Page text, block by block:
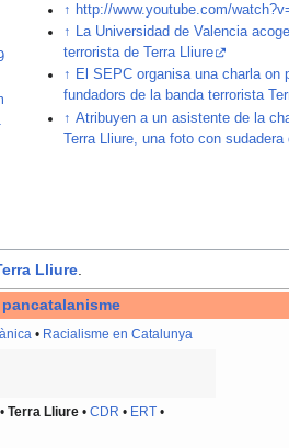
↑ http://www.youtube.com/
↑ La Universidad de Valencia
terrorista de Terra Lliure
↑ El SEPC organisa una charla on
fundadors de la banda terrorista
↑ Atribuyen a un asistente de la
Terra Lliure, una foto con
Lliure
pancatalanisme
• Racialisme en Catalunya
•Terra Lliure •CDR • ERT •